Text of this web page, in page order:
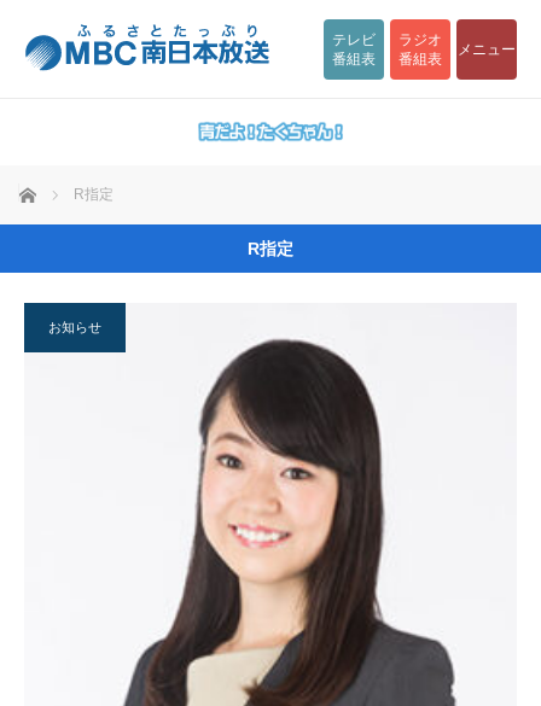
テレビ
番組表
ラジオ
番組表
メニュー
ホーム R指定
R指定
お知らせ